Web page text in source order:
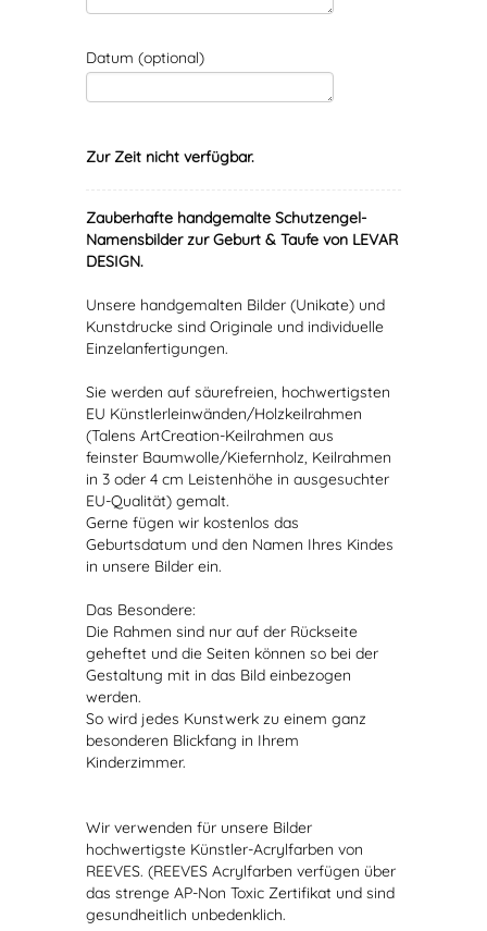
Datum (optional)
Zur Zeit nicht verfügbar.
Zauberhafte handgemalte Schutzengel-
Namensbilder zur Geburt & Taufe von LEVAR
DESIGN.
Unsere handgemalten Bilder (Unikate) und
Kunstdrucke sind Originale und individuelle
Einzelanfertigungen.
Sie werden auf säurefreien, hochwertigsten
EU Künstlerleinwänden/Holzkeilrahmen
(Talens ArtCreation-Keilrahmen aus
feinster Baumwolle/Kiefernholz, Keilrahmen
in 3 oder 4 cm Leistenhöhe in ausgesuchter
EU-Qualität) gemalt.
Gerne fügen wir kostenlos das
Geburtsdatum und den Namen Ihres Kindes
in unsere Bilder ein.
Das Besondere:
Die Rahmen sind nur auf der Rückseite
geheftet und die Seiten können so bei der
Gestaltung mit in das Bild einbezogen
werden.
So wird jedes Kunstwerk zu einem ganz
besonderen Blickfang in Ihrem
Kinderzimmer.
Wir verwenden für unsere Bilder
hochwertigste Künstler-Acrylfarben von
REEVES. (REEVES Acrylfarben verfügen über
das strenge AP-Non Toxic Zertifikat und sind
gesundheitlich unbedenklich.